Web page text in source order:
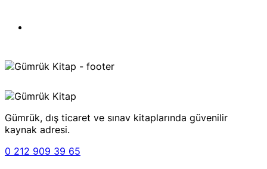
Gümrük, dış ticaret ve sınav kitaplarında güvenilir
kaynak adresi.
0 212 909 39 65